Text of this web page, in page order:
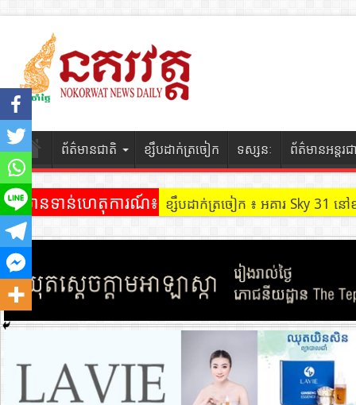
ព័ត៌មានជាតិ ខ្សឹបដាក់ត្រចៀក ទស្សនៈ ព័ត៌មានអន្តរជ
ព័ត៌មានទាន់ហេតុការណ៍៖ ខ្សឹបដាក់ត្រចៀក ៖ ដល់ករ ! ឈ្មួញដឹក